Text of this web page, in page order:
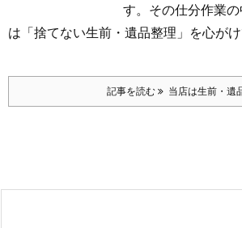
す。 その仕分作業
は「捨てない生前・遺品整理」を心がけ
記事を読む 当店は生前・遺